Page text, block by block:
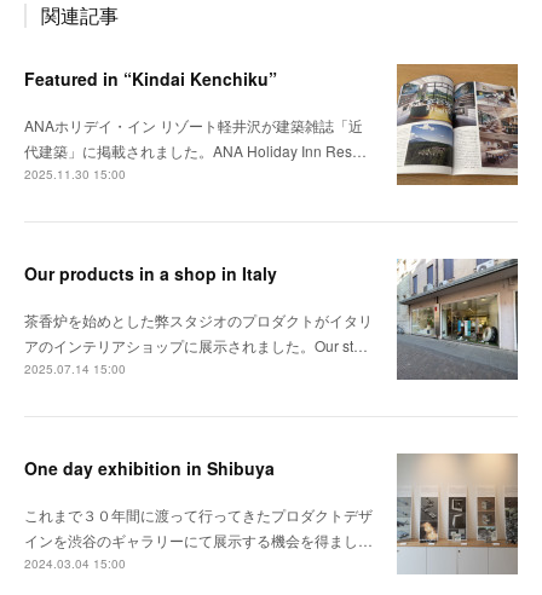
関連記事
Featured in “Kindai Kenchiku”
ANAホリデイ・イン リゾート軽井沢が建築雑誌「近
代建築」に掲載されました。ANA Holiday Inn Res…
2025.11.30 15:00
Our products in a shop in Italy
茶香炉を始めとした弊スタジオのプロダクトがイタリ
アのインテリアショップに展示されました。Our st…
2025.07.14 15:00
One day exhibition in Shibuya
これまで３０年間に渡って行ってきたプロダクトデザ
インを渋谷のギャラリーにて展示する機会を得まし…
2024.03.04 15:00